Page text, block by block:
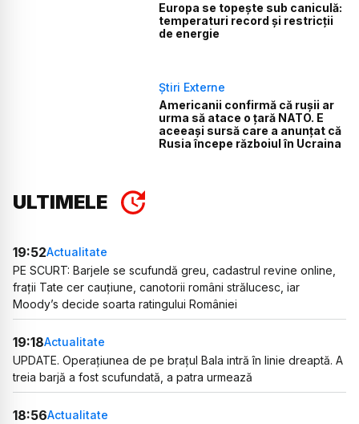
Europa se topește sub caniculă:
temperaturi record și restricții
de energie
Știri Externe
Americanii confirmă că rușii ar
urma să atace o țară NATO. E
aceeași sursă care a anunțat că
Rusia începe războiul în Ucraina
ULTIMELE
19:52Actualitate
PE SCURT: Barjele se scufundă greu, cadastrul revine online,
frații Tate cer cauțiune, canotorii români strălucesc, iar
Moody’s decide soarta ratingului României
19:18Actualitate
UPDATE. Operațiunea de pe brațul Bala intră în linie dreaptă. A
treia barjă a fost scufundată, a patra urmează
18:56Actualitate